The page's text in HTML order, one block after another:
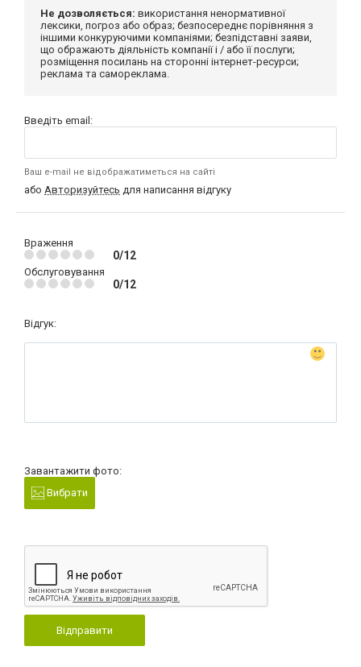
Не дозволяється: використання ненормативної
лексики, погроз або образ; безпосереднє порівняння з
іншими конкуруючими компаніями; безпідставні заяви,
що ображають діяльність компанії і / або її послуги;
розміщення посилань на сторонні інтернет-ресурси;
реклама та самореклама.
Введіть email:
Ваш e-mail не відображатиметься на сайті
або Авторизуйтесь для написання відгуку
Враження
0/12
Обслуговування
0/12
Відгук:
Завантажити фото:
Вибрати
Відправити